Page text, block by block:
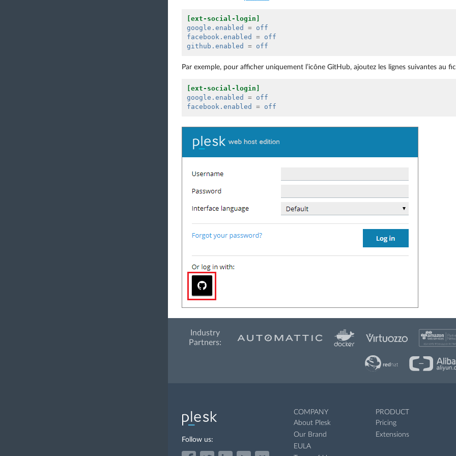
[ext-social-login]
google.enabled
= off
facebook.enabled
= off
github.enabled
= off
Par exemple, pour afficher uniquement l’icône GitHub, ajoutez les lignes suivantes au
[ext-social-login]
google.enabled
= off
facebook.enabled
= off
Industry
Partners:
Follow us:
COMPANY
About Plesk
Our Brand
EULA
PRODUCT
Pricing
Extensions